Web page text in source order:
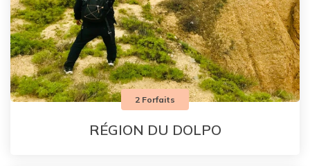
2 Forfaits
RÉGION DU DOLPO